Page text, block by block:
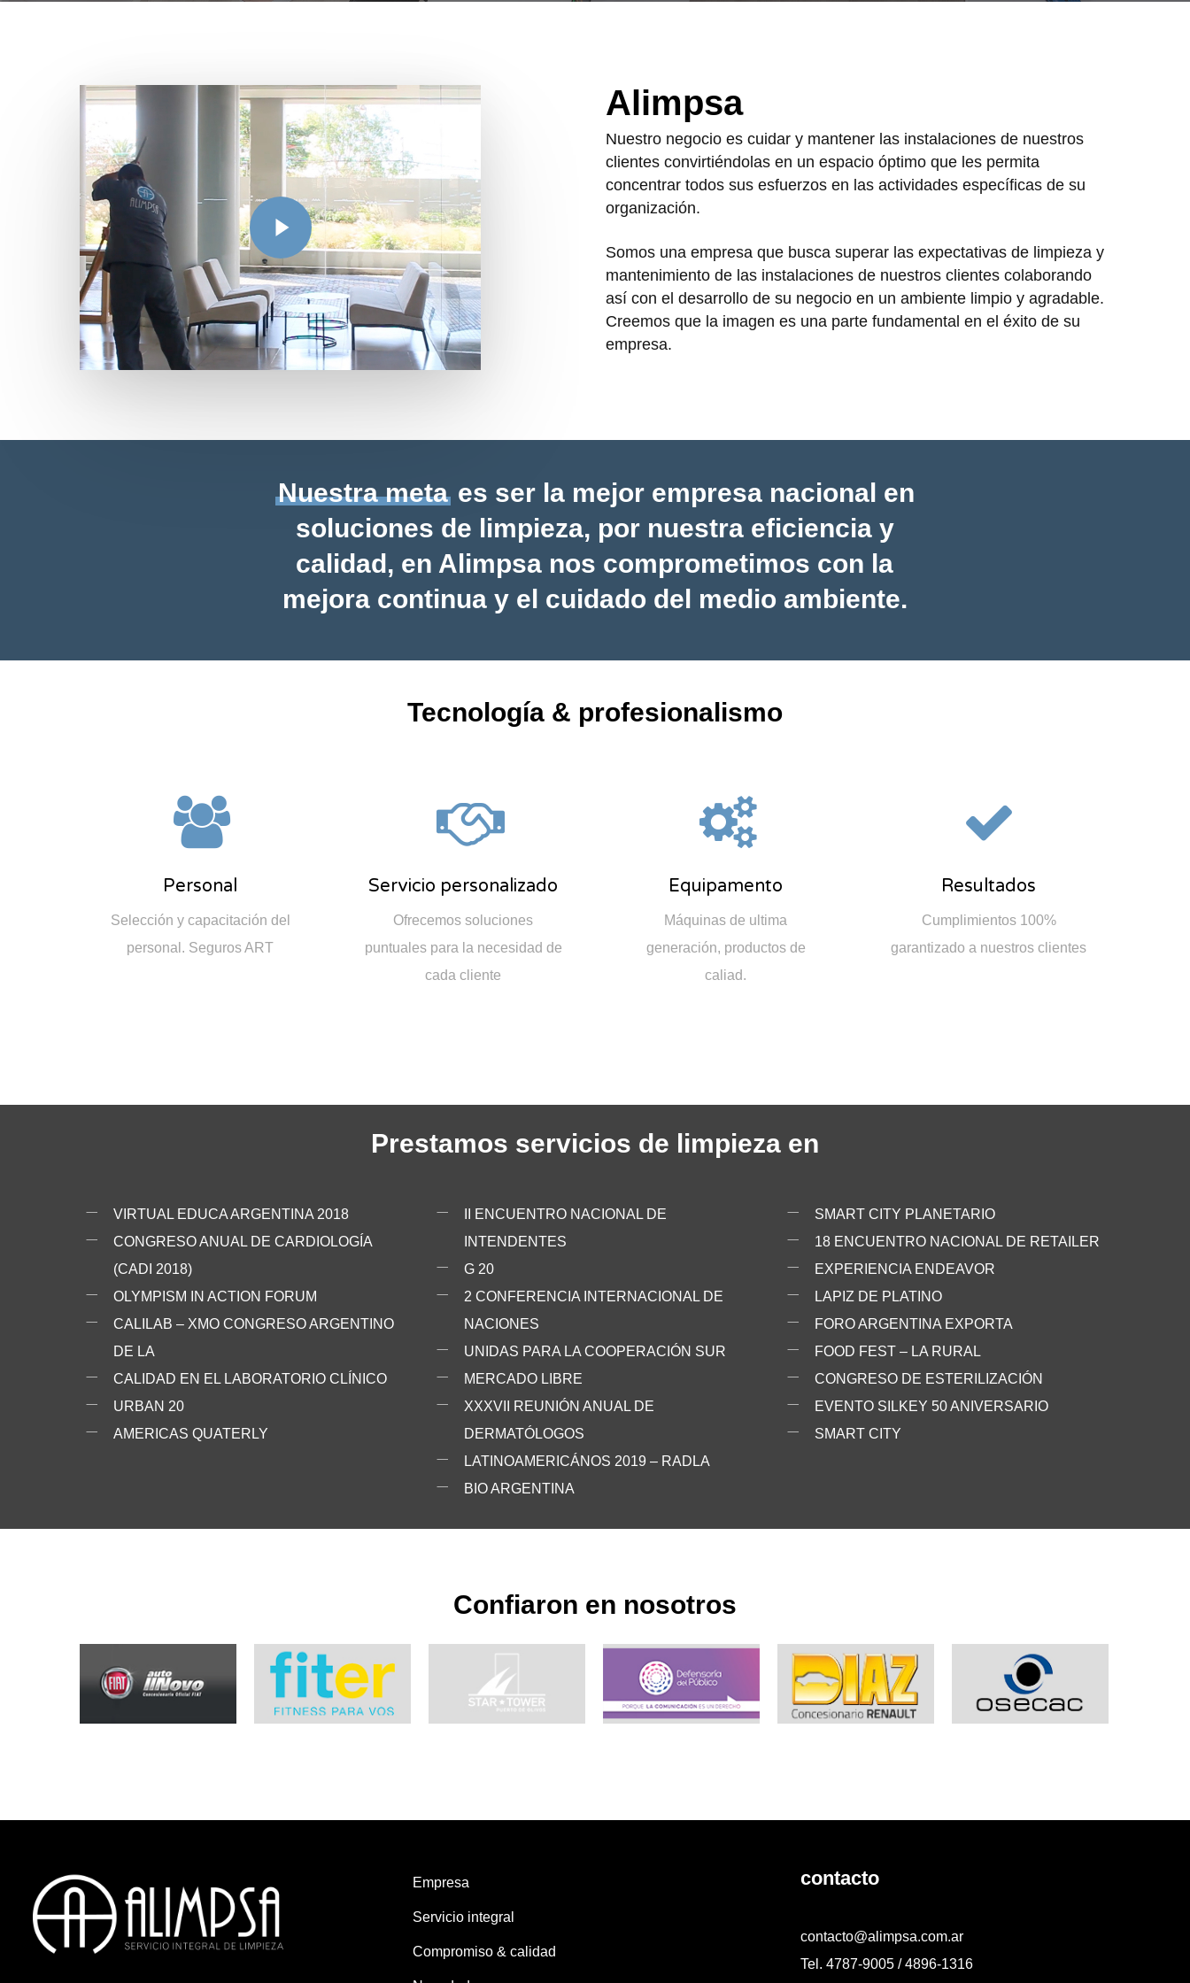
Alimpsa
Nuestro negocio es cuidar y mantener las instalaciones de nuestros
clientes convirtiéndolas en un espacio óptimo que les permita
concentrar todos sus esfuerzos en las actividades específicas de su
organización.
Somos una empresa que busca superar las expectativas de limpieza y
mantenimiento de las instalaciones de nuestros clientes colaborando
así con el desarrollo de su negocio en un ambiente limpio y agradable.
Creemos que la imagen es una parte fundamental en el éxito de su
empresa.
Nuestra metaes ser la mejor empresa nacional en
soluciones de limpieza, por nuestra eficiencia y
calidad, en Alimpsa nos comprometimos con la
mejora continua y el cuidado del medio ambiente.
Tecnología & profesionalismo
Personal
Selección y capacitación del
personal. Seguros ART
Servicio personalizado
Ofrecemos soluciones
puntuales para la necesidad de
cada cliente
Equipamento
Máquinas de ultima
generación, productos de
caliad.
Resultados
Cumplimientos 100%
garantizado a nuestros clientes
Prestamos servicios de limpieza en
VIRTUAL EDUCA ARGENTINA 2018
CONGRESO ANUAL DE CARDIOLOGÍA
(CADI 2018)
OLYMPISM IN ACTION FORUM
CALILAB – XMO CONGRESO ARGENTINO
DE LA
CALIDAD EN EL LABORATORIO CLÍNICO
URBAN 20
AMERICAS QUATERLY
II ENCUENTRO NACIONAL DE
INTENDENTES
G 20
2 CONFERENCIA INTERNACIONAL DE
NACIONES
UNIDAS PARA LA COOPERACIÓN SUR
MERCADO LIBRE
XXXVII REUNIÓN ANUAL DE
DERMATÓLOGOS
LATINOAMERICÁNOS 2019 – RADLA
BIO ARGENTINA
SMART CITY PLANETARIO
18 ENCUENTRO NACIONAL DE RETAILER
EXPERIENCIA ENDEAVOR
LAPIZ DE PLATINO
FORO ARGENTINA EXPORTA
FOOD FEST – LA RURAL
CONGRESO DE ESTERILIZACIÓN
EVENTO SILKEY 50 ANIVERSARIO
SMART CITY
Confiaron en nosotros
Empresa
Servicio integral
Compromiso & calidad
contacto
contacto@alimpsa.com.ar
Tel. 4787-9005 / 4896-1316